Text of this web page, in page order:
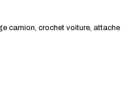
camion, crochet voiture, attache